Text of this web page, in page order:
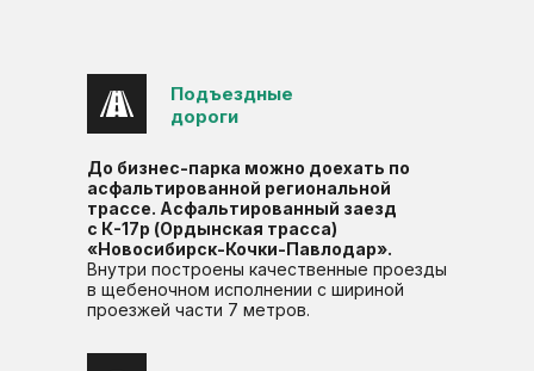
До бизнес-парка можно доехать по
асфальтированной региональной
трассе. Асфальтированный заезд
с К-17р (Ордынская трасса)
«Новосибирск-Кочки-Павлодар».
Внутри построены качественные проезды
в щебеночном исполнении с шириной
проезжей части 7 метров.
Подъездные
дороги